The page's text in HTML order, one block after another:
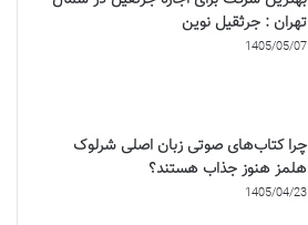
تهران : جرثقیل نوین
1405/05/07
چرا کتاب‌های صوتی زبان اصلی شرلوک
هلمز هنوز جذاب هستند؟
1405/04/23